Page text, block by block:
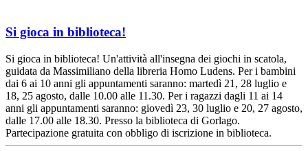
Si gioca in biblioteca!
Si gioca in biblioteca! Un'attività all'insegna dei giochi in scatola,
guidata da Massimiliano della libreria Homo Ludens. Per i bambini
dai 6 ai 10 anni gli appuntamenti saranno: martedì 21, 28 luglio e
18, 25 agosto, dalle 10.00 alle 11.30. Per i ragazzi dagli 11 ai 14
anni gli appuntamenti saranno: giovedì 23, 30 luglio e 20, 27 agosto,
dalle 17.00 alle 18.30. Presso la biblioteca di Gorlago.
Partecipazione gratuita con obbligo di iscrizione in biblioteca.